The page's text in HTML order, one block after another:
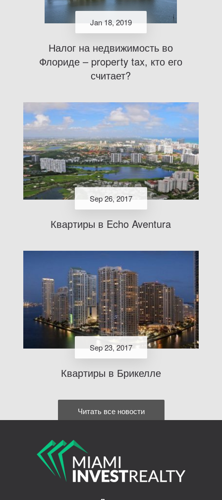
Jan 18, 2019
Налог на недвижимость во
Флориде – property tax, кто его
считает?
Sep 26, 2017
Квартиры в Echo Aventura
Sep 23, 2017
Квартиры в Брикелле
Читать все новости